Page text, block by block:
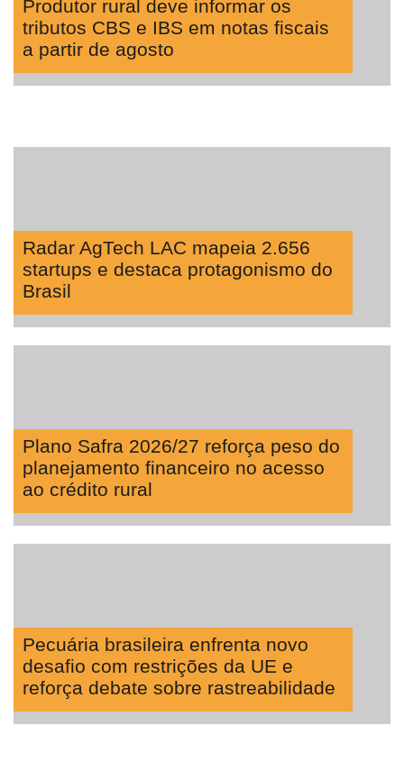
Produtor rural deve informar os
tributos CBS e IBS em notas fiscais
a partir de agosto
Radar AgTech LAC mapeia 2.656
startups e destaca protagonismo do
Brasil
Plano Safra 2026/27 reforça peso do
planejamento financeiro no acesso
ao crédito rural
Pecuária brasileira enfrenta novo
desafio com restrições da UE e
reforça debate sobre rastreabilidade